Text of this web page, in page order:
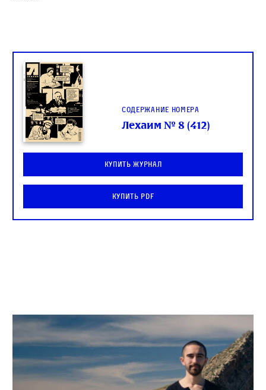
Содержание номера
Лехаим № 8 (412)
Купить журнал
Купить PDF